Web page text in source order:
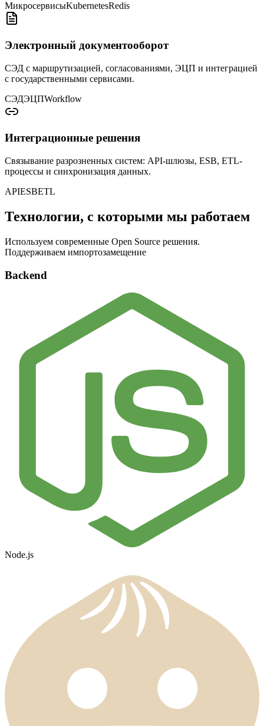
МикросервисыKubernetesRedis
Электронный документооборот
СЭД с маршрутизацией, согласованиями, ЭЦП и интеграцией
с государственными сервисами.
СЭДЭЦПWorkflow
Интеграционные решения
Связывание разрозненных систем: API-шлюзы, ESB, ETL-
процессы и синхронизация данных.
APIESBETL
Технологии, с которыми мы работаем
Используем современные Open Source решения.
Поддерживаем импортозамещение
Backend
Node.js